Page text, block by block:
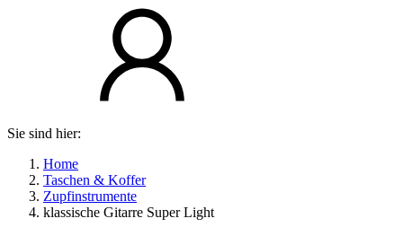
Sie sind hier:
Home
Taschen & Koffer
Zupfinstrumente
klassische Gitarre Super Light